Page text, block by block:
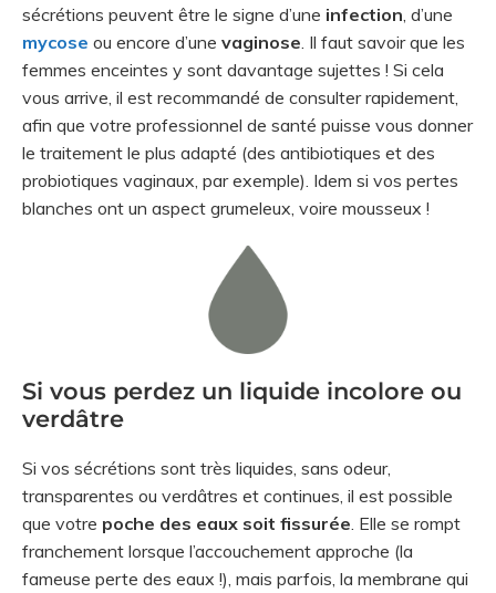
sécrétions peuvent être le signe d’une infection, d’une
mycose ou encore d’une vaginose. Il faut savoir que les
femmes enceintes y sont davantage sujettes ! Si cela
vous arrive, il est recommandé de consulter rapidement,
afin que votre professionnel de santé puisse vous donner
le traitement le plus adapté (des antibiotiques et des
probiotiques vaginaux, par exemple). Idem si vos pertes
blanches ont un aspect grumeleux, voire mousseux !
Si vous perdez un liquide incolore ou
verdâtre
Si vos sécrétions sont très liquides, sans odeur,
transparentes ou verdâtres et continues, il est possible
que votre poche des eaux soit fissurée . Elle se rompt
franchement lorsque l’accouchement approche (la
fameuse perte des eaux !), mais parfois, la membrane qui